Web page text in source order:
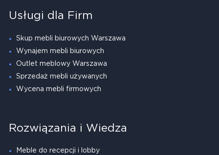
Usługi dla Firm
Skup mebli biurowych Warszawa
Wynajem mebli biurowych
Outlet meblowy Warszawa
Sprzedaż mebli używanych
Wycena mebli firmowych
Rozwiązania i Wiedza
Meble do recepcji i lobby